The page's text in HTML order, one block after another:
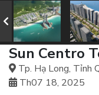
Sun Centro
Tp. Hạ Long, Tỉnh
Th07 18, 2025